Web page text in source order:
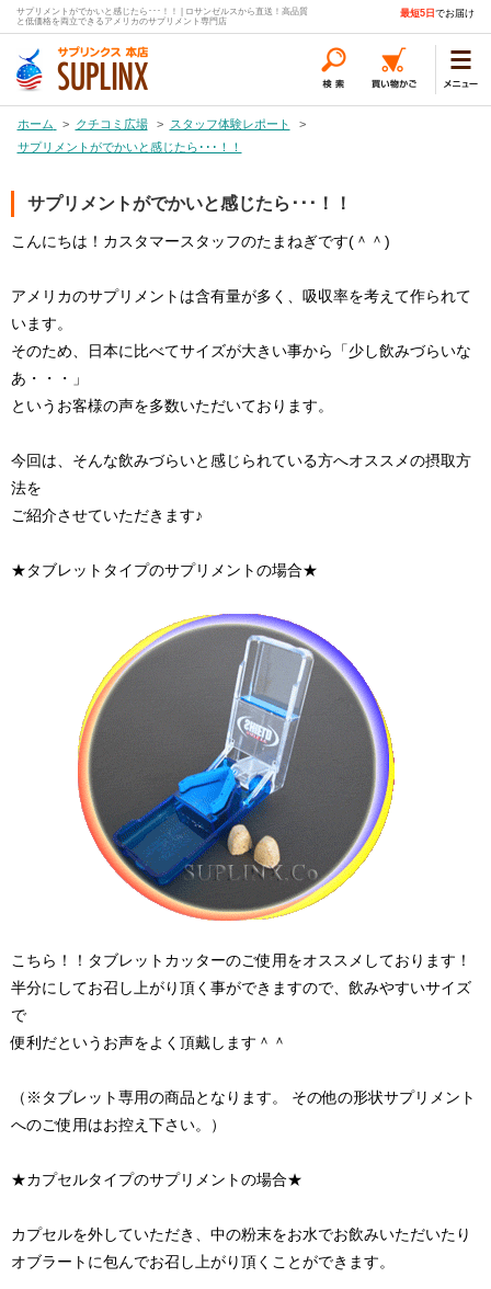
サプリメントがでかいと感じたら･･･！！ | ロサンゼルスから直送！高品質
と低価格を両立できるアメリカのサプリメント専門店
最短5日 でお届け
ホーム > クチコミ広場 > スタッフ体験レポート
>
サプリメントがでかいと感じたら･･･！！
サプリメントがでかいと感じたら･･･！！
こんにちは！カスタマースタッフのたまねぎです(＾＾)
アメリカのサプリメントは含有量が多く、吸収率を考えて作られて
います。
そのため、日本に比べてサイズが大きい事から「少し飲みづらいな
あ・・・」
というお客様の声を多数いただいております。
今回は、そんな飲みづらいと感じられている方へオススメの摂取方
法を
ご紹介させていただきます♪
★タブレットタイプのサプリメントの場合★
こちら！！タブレットカッターのご使用をオススメしております！
半分にしてお召し上がり頂く事ができますので、飲みやすいサイズ
で
便利だというお声をよく頂戴します＾＾
（※タブレット専用の商品となります。 その他の形状サプリメント
へのご使用はお控え下さい。）
★カプセルタイプのサプリメントの場合★
カプセルを外していただき、中の粉末をお水でお飲みいただいたり
オブラートに包んでお召し上がり頂くことができます。